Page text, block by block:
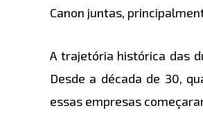
Canon juntas,
A trajetória histórica das
Desde a década de 30,
essas empresas